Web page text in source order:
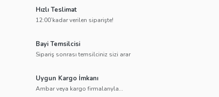
Hızlı Teslimat
12:00’kadar verilen siparişte!
Bayi Temsilcisi
Sipariş sonrası temsilciniz sizi arar
Uygun Kargo İmkanı
Ambar veya kargo firmalarıyla...